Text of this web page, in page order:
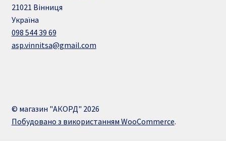
21021 Вінниця
Україна
098 544 39 69
asp.vinnitsa@gmail.com
© магазин "АКОРД" 2026
Побудовано з використанням WooCommerce.